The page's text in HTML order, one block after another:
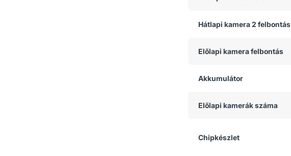
Hátlapi kamera 2 felbontás
Előlapi kamera felbontás
Akkumulátor
Előlapi kamerák száma
Chipkészlet